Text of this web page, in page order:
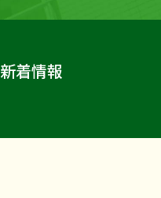
新着情報